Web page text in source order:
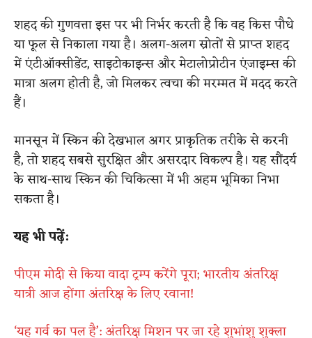
शहद की गुणवत्ता इस पर भी निर्भर करती है कि वह किस पौधे
या फूल से निकाला गया है। अलग-अलग स्रोतों से प्राप्त शहद
में एंटीऑक्सीडेंट, साइटोकाइन्स और मेटालोप्रोटीन एंजाइम्स की
मात्रा अलग होती है, जो मिलकर त्वचा की मरम्मत में मदद करते
हैं।
मानसून में स्किन की देखभाल अगर प्राकृतिक तरीके से करनी
है, तो शहद सबसे सुरक्षित और असरदार विकल्प है। यह सौंदर्य
के साथ-साथ स्किन की चिकित्सा में भी अहम भूमिका निभा
सकता है।
यह भी पढ़ें:
पीएम मोदी से किया वादा ट्रम्प करेंगे पूरा; भारतीय अंतरिक्ष
यात्री आज होंगा अंतरिक्ष के लिए रवाना!
‘यह गर्व का पल है’: अंतरिक्ष मिशन पर जा रहे शुभांशु शुक्ला